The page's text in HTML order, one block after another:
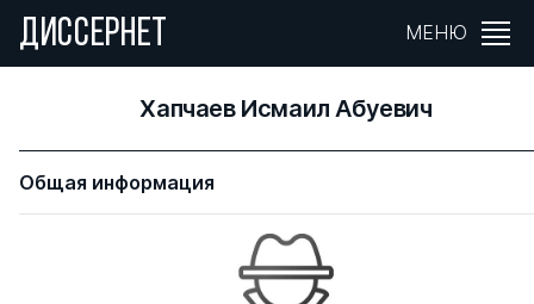
ДИССЕРНЕТ МЕНЮ
Хапчаев Исмаил Абуевич
Общая информация